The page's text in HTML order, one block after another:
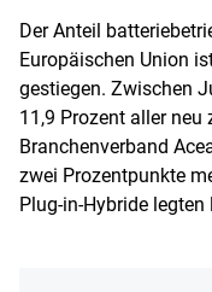
Der Anteil
Europäischen Union
gestiegen. Zwischen
11,9 Prozent aller neu
Branchenverband
zwei Prozentpunkte
Plug-in-Hybride